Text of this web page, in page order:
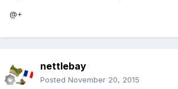
@+
nettlebay
Posted November 20, 2015